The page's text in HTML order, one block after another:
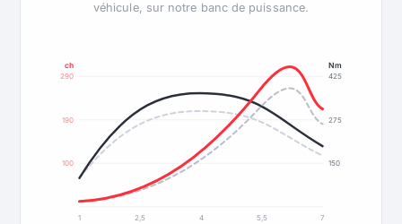
véhicule, sur notre banc de puissance.
100
190
290
150
275
425
ch Nm
1 2,5 4 5,5
7